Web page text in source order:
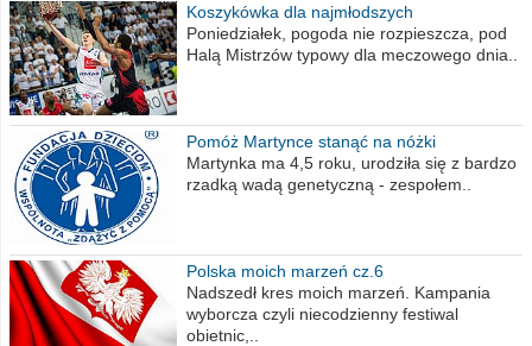
Koszykówka dla najmłodszych
Poniedziałek, pogoda nie rozpieszcza, pod
Halą Mistrzów typowy dla meczowego dnia..
Pomóż Martynce stanąć na nóżki
Martynka ma 4,5 roku, urodziła się z bardzo
rzadką wadą genetyczną - zespołem..
Polska moich marzeń cz.6
Nadszedł kres moich marzeń. Kampania
wyborcza czyli niecodzienny festiwal
obietnic,..